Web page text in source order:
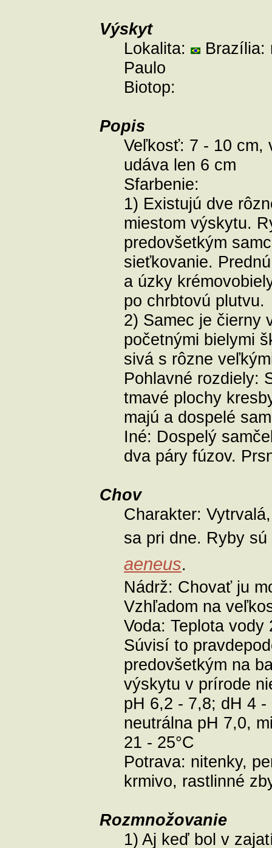
Výskyt
Lokalita:
Brazília:
Paulo
Biotop:
Popis
Veľkosť: 7 - 10 cm,
udáva len 6 cm
Sfarbenie:
1) Existujú dve
miestom výskytu.
predovšetkým
sieťkovanie.
a úzky
po chrbtovú plutvu.
2) Samec je čierny
početnými bielymi
sivá s rôzne
Pohlavné rozdiely:
tmavé plochy
majú a dospelé
Iné: Dospelý
dva páry fúzov.
Chov
Charakter:
sa pri dne. Ryby
aeneus.
Nádrž: Chovať ju
Vzhľadom na
Voda: Teplota vody
Súvisí to
predovšetkým na
výskytu v prírode
pH 6,2 - 7,8; dH 4
neutrálna pH 7,0,
21 - 25°C
Potrava: nitenky,
krmivo, rastlinné
Rozmnožovanie
1) Aj keď bol v